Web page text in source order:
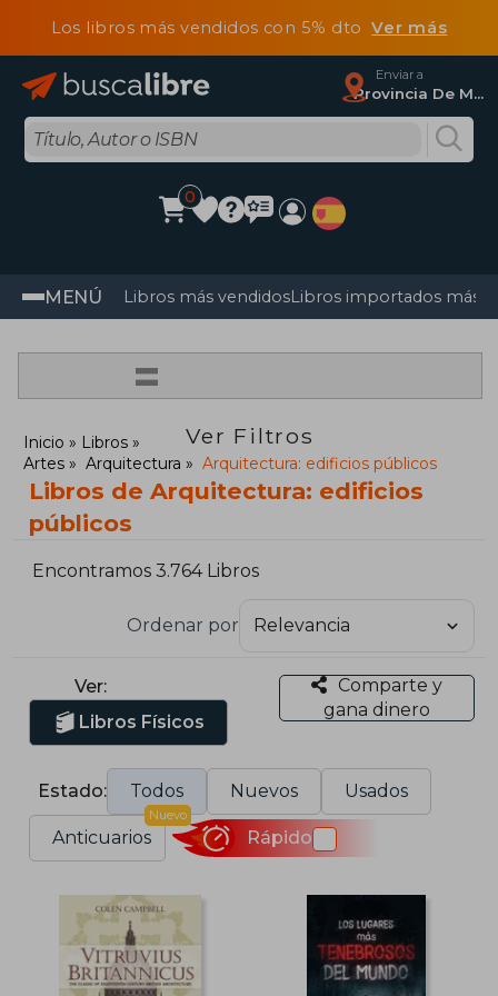
Los libros más vendidos con 5% dtoVer más
Enviar a
Provincia De Madrid
0
MENÚ Libros más vendidosLibros importados más
=
Ver Filtros
Inicio
Libros
Artes
Arquitectura Arquitectura: edificios públicos
Libros de Arquitectura: edificios
públicos
Encontramos 3.764 Libros
Ordenar por
Ver:
Libros Físicos
Comparte y
gana dinero
Estado: Todos Nuevos Usados
Anticuarios
Nuevo
Rápido